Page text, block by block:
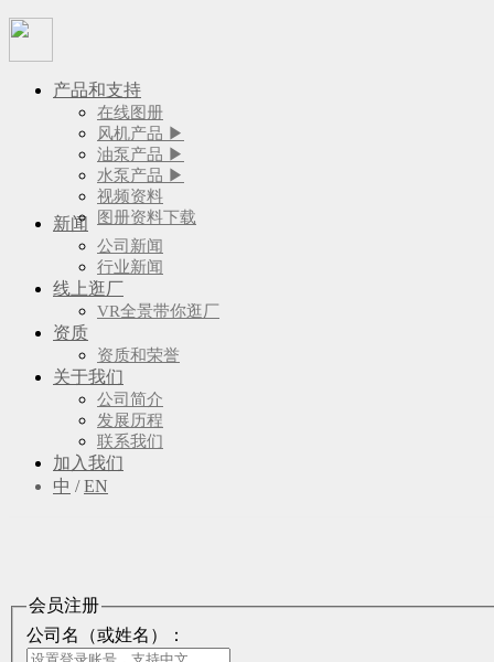
产品和支持
在线图册
风机产品 ▶
油泵产品 ▶
水泵产品 ▶
视频资料
图册资料下载
新闻
公司新闻
行业新闻
线上逛厂
VR全景带你逛厂
资质
资质和荣誉
关于我们
公司简介
发展历程
联系我们
加入我们
中 /EN
会员注册
公司名（或姓名）：